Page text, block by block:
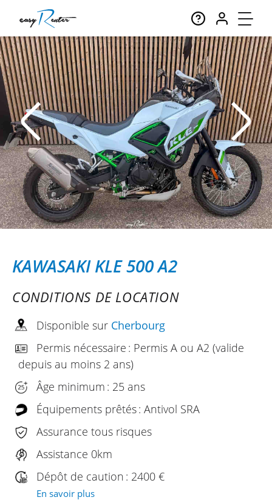
KAWASAKI KLE 500 A2
CONDITIONS DE LOCATION
Disponible sur Cherbourg
Permis nécessaire : Permis A ou A2 (valide
depuis au moins 2 ans)
Âge minimum : 25 ans
Équipements prêtés : Antivol SRA
Assurance tous risques
Assistance 0km
Dépôt de caution : 2400 €
En savoir plus